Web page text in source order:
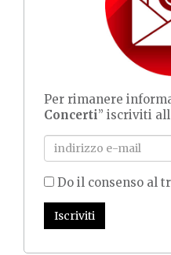
Per rimanere
Concerti” iscriviti
Do il consenso al
Iscriviti